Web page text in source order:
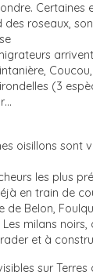
Certaines
des roseaux,
(3
oisillons sont
les plus
en train de
de Belon,
milans noirs,
et à
sur Terres